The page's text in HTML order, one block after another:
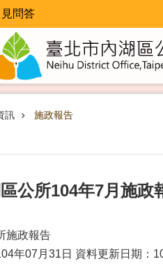
問答
訊 施政報告
公所104年7月施政
施政報告
年07月31日 資料更新日期：